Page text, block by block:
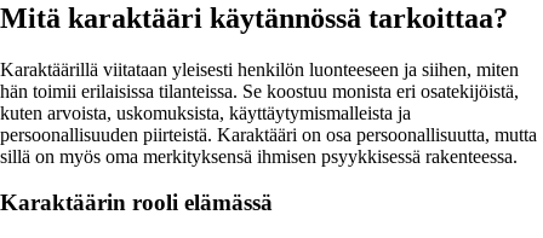
Mitä karaktääri käytännössä tarkoittaa?
Karaktäärillä viitataan yleisesti henkilön luonteeseen ja siihen, miten
hän toimii erilaisissa tilanteissa. Se koostuu monista eri osatekijöistä,
kuten arvoista, uskomuksista, käyttäytymismalleista ja
persoonallisuuden piirteistä. Karaktääri on osa persoonallisuutta, mutta
sillä on myös oma merkityksensä ihmisen psyykkisessä rakenteessa.
Karaktäärin rooli elämässä